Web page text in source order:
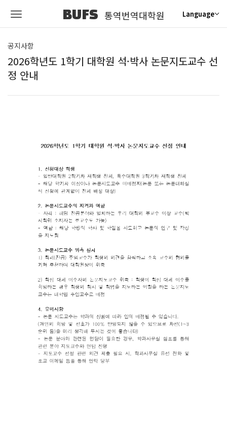
BUFS 통역번역대학원 Language
공지사항
2026학년도 1학기 대학원 석·박사 논문지도교수 선
정 안내